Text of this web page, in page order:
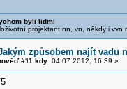
byli lidmi
projektant nn, vn, někdy i vvn
způsobem najít vadu
#11 kdy:04.07.2012, 16:39 »